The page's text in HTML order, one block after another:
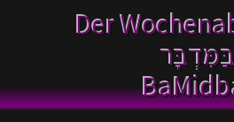
Der
בַּמִּדְבָּר